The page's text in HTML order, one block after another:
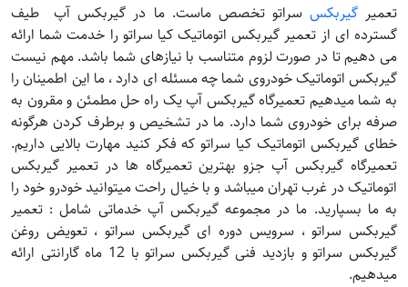
تعمیرگیربکس سراتو تخصص ماست. ما در گیربکس آپ طیف
گسترده ای از تعمیر گیربکس اتوماتیک کیا سراتو را خدمت شما ارائه
می دهیم تا در صورت لزوم متناسب با نیازهای شما باشد. مهم نیست
گیربکس اتوماتیک خودروی شما چه مسئله ای دارد ، ما این اطمینان را
به شما میدهیم تعمیرگاه گیربکس آپ یک راه حل مطمئن و مقرون به
صرفه برای خودروی شما دارد. ما در تشخیص و برطرف کردن هرگونه
خطای گیربکس اتوماتیک کیا سراتو که فکر کنید مهارت بالایی داریم.
تعمیرگاه گیربکس آپ جزو بهترین تعمیرگاه ها در تعمیر گیربکس
اتوماتیک در غرب تهران میباشد و با خیال راحت میتوانید خودرو خود را
به ما بسپارید. ما در مجموعه گیربکس آپ خدماتی شامل : تعمیر
گیربکس سراتو ، سرویس دوره ای گیربکس سراتو ، تعویض روغن
گیربکس سراتو و بازدید فنی گیربکس سراتو با 12 ماه گارانتی ارائه
میدهیم.